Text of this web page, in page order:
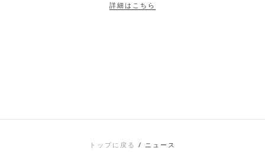
詳細はこちら
トップに戻る / ニュース